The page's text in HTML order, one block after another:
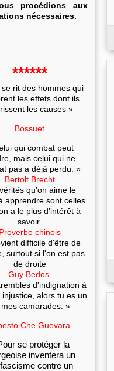
procédions aux
nécessaires.
******
rit des hommes qui
les effets dont ils
les causes »
Bossuet
qui combat peut
mais celui qui ne
pas a déjà perdu. »
Bertolt Brecht
qu’on aime le
apprendre sont celles
a le plus d’intérêt à
savoir.
Proverbe chinois
difficile d'être de
surtout si l'on est pas
de droite
Guy Bedos
d'indignation à
injustice, alors tu es un
camarades. »
Che Guevara
se protéger la
inventera un
contre un